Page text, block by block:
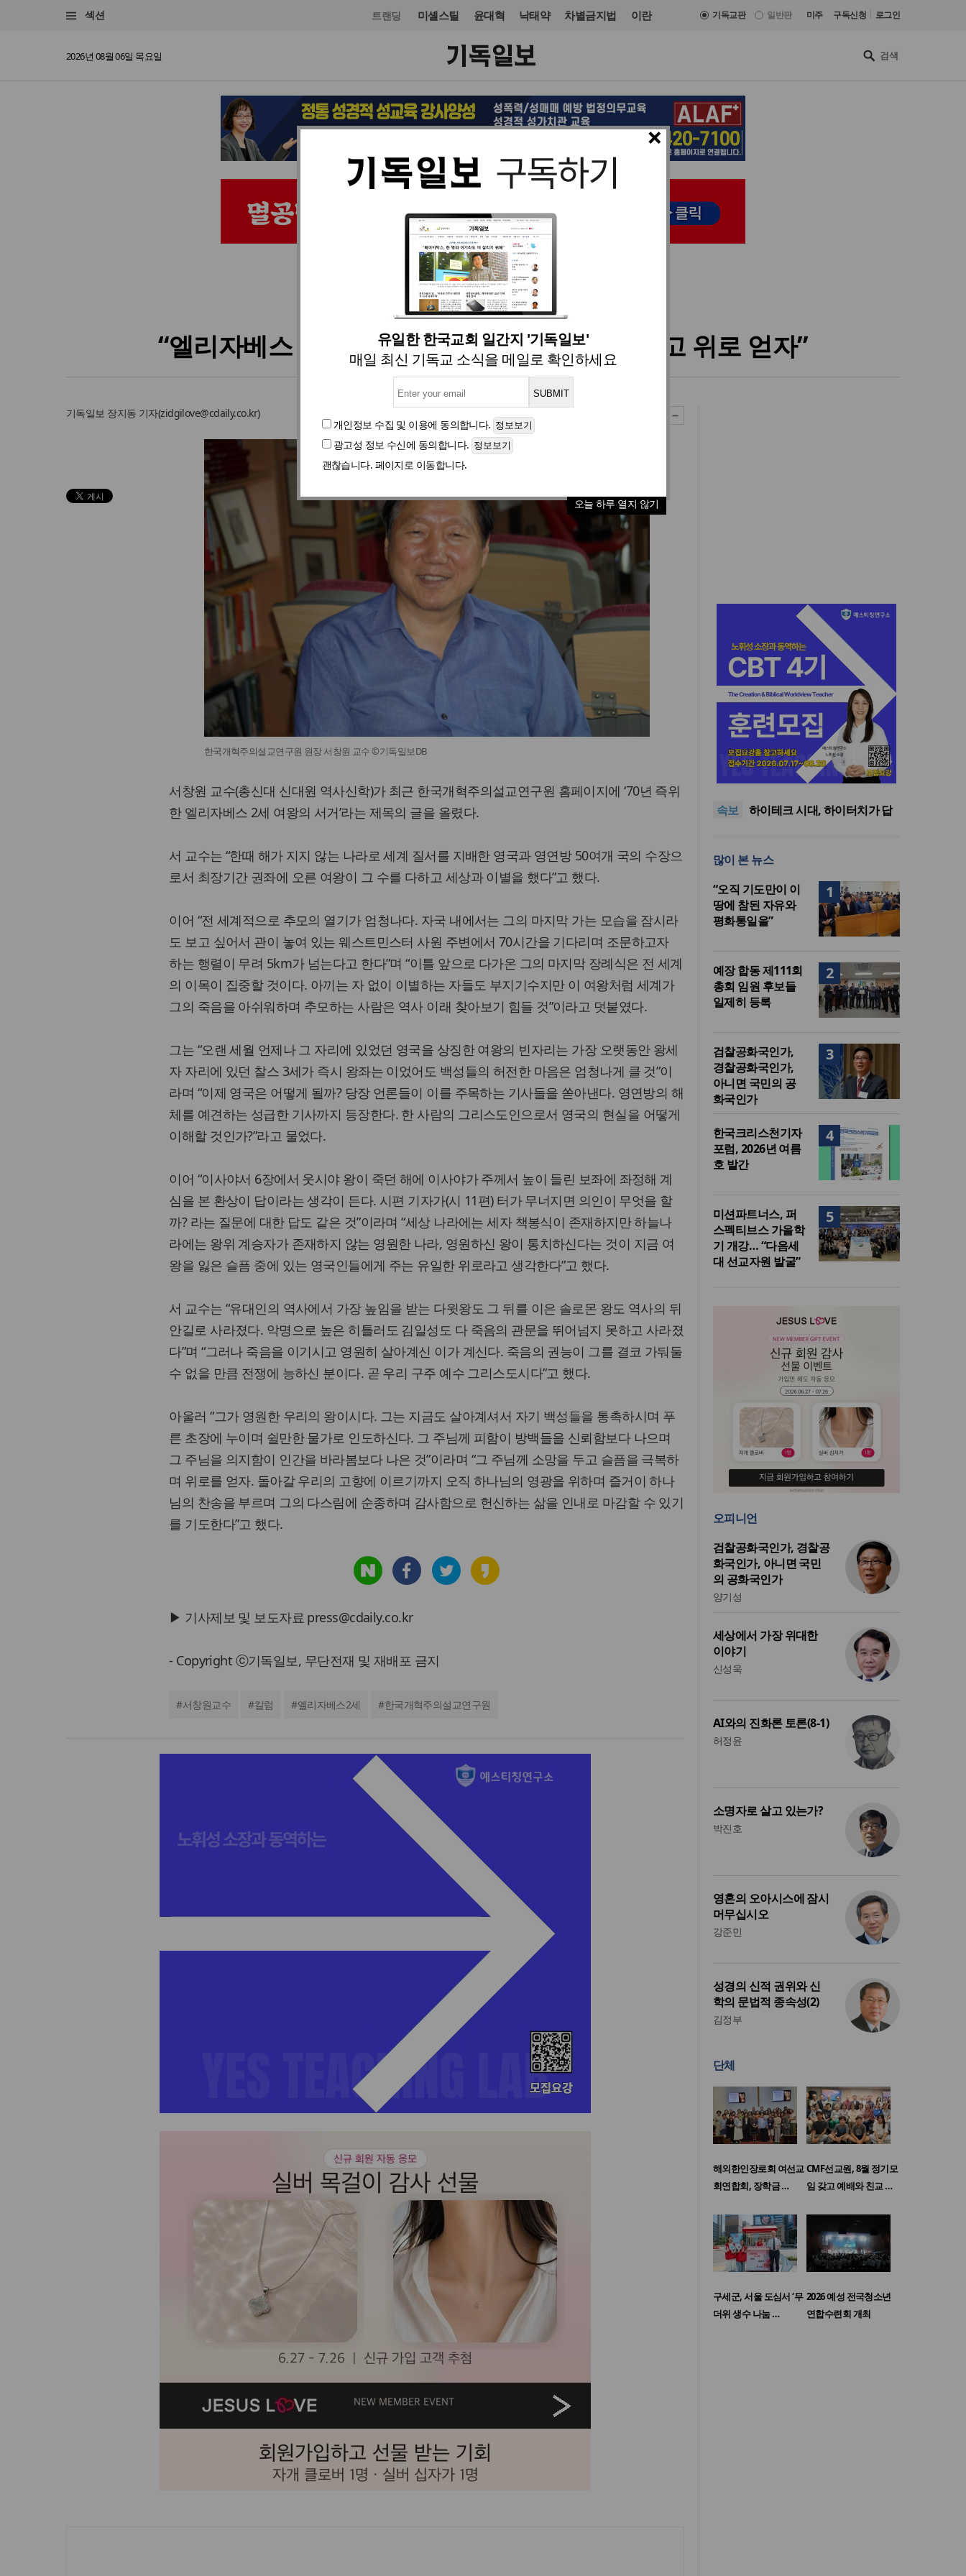
섹션 트랜딩 미셸스틸 윤대혁 낙태약 차별금지법 이란 기독교판 일반판 미주 구독신청 로그인
2026년 08월 06일 목요일
×
유일한 한국교회 일간지 '기독일보'
매일 최신 기독교 소식을 메일로 확인하세요
개인정보 수집 및 이용에 동의합니다.
광고성 정보 수신에 동의합니다.
괜찮습니다. 페이지로 이동합니다.
오늘 하루 열지 않기
목회·신학 입력 2022. 09. 20 18:53
“엘리자베스 2세 여왕의 서거… 주님께 소망 두고 위로 얻자”
기독일보 장지동 기자(zidgilove@cdaily.co.kr)
한국개혁주의설교연구원 원장 서창원 교수 ©기독일보DB
서창원 교수(총신대 신대원 역사신학)가 최근 한국개혁주의설교연구원 홈페이지에 ‘70년 즉위
한 엘리자베스 2세 여왕의 서거’라는 제목의 글을 올렸다.
서 교수는 “한때 해가 지지 않는 나라로 세계 질서를 지배한 영국과 영연방 50여개 국의 수장으
로서 최장기간 권좌에 오른 여왕이 그 수를 다하고 세상과 이별을 했다”고 했다.
이어 “전 세계적으로 추모의 열기가 엄청나다. 자국 내에서는 그의 마지막 가는 모습을 잠시라
도 보고 싶어서 관이 놓여 있는 웨스트민스터 사원 주변에서 70시간을 기다리며 조문하고자
하는 행렬이 무려 5km가 넘는다고 한다”며 “이틀 앞으로 다가온 그의 마지막 장례식은 전 세계
의 이목이 집중할 것이다. 아끼는 자 없이 이별하는 자들도 부지기수지만 이 여왕처럼 세계가
그의 죽음을 아쉬워하며 추모하는 사람은 역사 이래 찾아보기 힘들 것”이라고 덧붙였다.
그는 “오랜 세월 언제나 그 자리에 있었던 영국을 상징한 여왕의 빈자리는 가장 오랫동안 왕세
자 자리에 있던 찰스 3세가 즉시 왕좌는 이었어도 백성들의 허전한 마음은 엄청나게 클 것”이
라며 “이제 영국은 어떻게 될까? 당장 언론들이 이를 주목하는 기사들을 쏟아낸다. 영연방의 해
체를 예견하는 성급한 기사까지 등장한다. 한 사람의 그리스도인으로서 영국의 현실을 어떻게
이해할 것인가?”라고 물었다.
이어 “이사야서 6장에서 웃시야 왕이 죽던 해에 이사야가 주께서 높이 들린 보좌에 좌정해 계
심을 본 환상이 답이라는 생각이 든다. 시편 기자가(시 11편) 터가 무너지면 의인이 무엇을 할
까? 라는 질문에 대한 답도 같은 것”이라며 “세상 나라에는 세자 책봉식이 존재하지만 하늘나
라에는 왕위 계승자가 존재하지 않는 영원한 나라, 영원하신 왕이 통치하신다는 것이 지금 여
왕을 잃은 슬픔 중에 있는 영국인들에게 주는 유일한 위로라고 생각한다”고 했다.
서 교수는 “유대인의 역사에서 가장 높임을 받는 다윗왕도 그 뒤를 이은 솔로몬 왕도 역사의 뒤
안길로 사라졌다. 악명으로 높은 히틀러도 김일성도 다 죽음의 관문을 뛰어넘지 못하고 사라졌
다”며 “그러나 죽음을 이기시고 영원히 살아계신 이가 계신다. 죽음의 권능이 그를 결코 가둬둘
수 없을 만큼 전쟁에 능하신 분이다. 곧 우리 구주 예수 그리스도시다”고 했다.
아울러 “그가 영원한 우리의 왕이시다. 그는 지금도 살아계셔서 자기 백성들을 통촉하시며 푸
른 초장에 누이며 쉴만한 물가로 인도하신다. 그 주님께 피함이 방백들을 신뢰함보다 나으며
그 주님을 의지함이 인간을 바라봄보다 나은 것”이라며 “그 주님께 소망을 두고 슬픔을 극복하
며 위로를 얻자. 돌아갈 우리의 고향에 이르기까지 오직 하나님의 영광을 위하며 즐거이 하나
님의 찬송을 부르며 그의 다스림에 순종하며 감사함으로 헌신하는 삶을 인내로 마감할 수 있기
를 기도한다”고 했다.
▶ 기사제보 및 보도자료 press@cdaily.co.kr
- Copyright ⓒ기독일보, 무단전재 및 재배포 금지
#서창원교수 #칼럼 #엘리자베스2세 #한국개혁주의설교연구원
속보
사랑과 공의로 열리는 하나님
나라의 회복 원리
어쿠스틱 피아노 찬송가 시리
가을학기 개강… “다음세대 선
하이테크 시대, 하이터치가 답
나라의 회복 원리
어쿠스틱 피아노 찬송가 시리
즈의 새 앨범 발매
많이 본 뉴스
1
“오직 기도만이 이
땅에 참된 자유와
평화통일을”
2
예장 합동 제111회
총회 임원 후보들
일제히 등록
3
검찰공화국인가,
경찰공화국인가,
아니면 국민의 공
화국인가
4
한국크리스천기자
포럼, 2026년 여름
호 발간
5
미션파트너스, 퍼
스펙티브스 가을학
기 개강… “다음세
대 선교자원 발굴”
오피니언
검찰공화국인가, 경찰공
화국인가, 아니면 국민
의 공화국인가
양기성
세상에서 가장 위대한
이야기
신성욱
AI와의 진화론 토론(8-1)
허정윤
소명자로 살고 있는가?
박진호
영혼의 오아시스에 잠시
머무십시오
강준민
성경의 신적 권위와 신
학의 문법적 종속성(2)
김정부
단체
해외한인장로회 여선교
회연합회, 장학금 …
CMF선교원, 8월 정기모
임 갖고 예배와 친교 …
구세군, 서울 도심서 ‘무
더위 생수 나눔 …
2026 예성 전국청소년
연합수련회 개최